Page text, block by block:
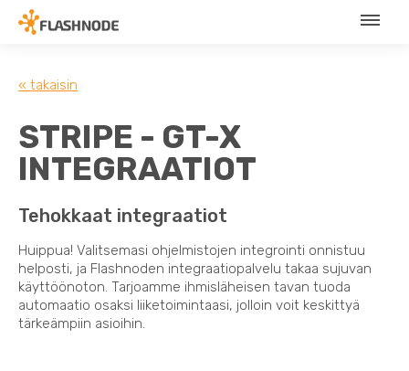
« takaisin
STRIPE - GT-X
INTEGRAATIOT
Tehokkaat integraatiot
Huippua! Valitsemasi ohjelmistojen integrointi onnistuu
helposti, ja Flashnoden integraatiopalvelu takaa sujuvan
käyttöönoton. Tarjoamme ihmisläheisen tavan tuoda
automaatio osaksi liiketoimintaasi, jolloin voit keskittyä
tärkeämpiin asioihin.